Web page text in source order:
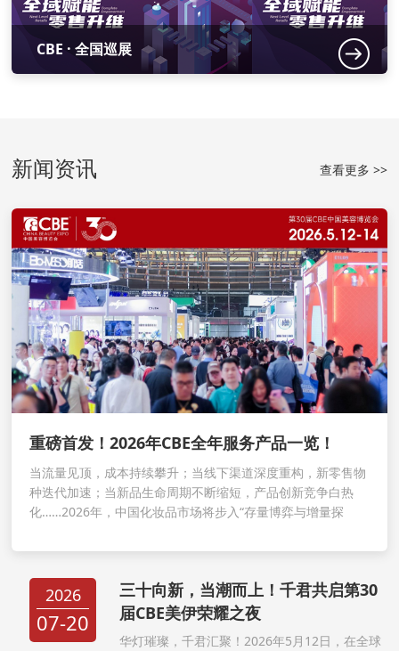
CBE · 全国巡展
新闻资讯 查看更多 >>
重磅首发！2026年CBE全年服务产品一览！
当流量见顶，成本持续攀升；当线下渠道深度重构，新零售物
种迭代加速；当新品生命周期不断缩短，产品创新竞争白热
化……2026年，中国化妆品市场将步入“存量博弈与增量探
2026
07-20
三十向新，当潮而上！千君共启第30
届CBE美伊荣耀之夜
华灯璀璨，千君汇聚！2026年5月12日，在全球